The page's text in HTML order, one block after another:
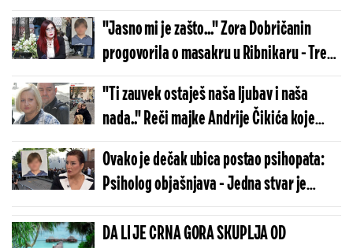
masakra
"Jasno mi je zašto..." Zora Dobričanin
progovorila o masakru u Ribnikaru - Treba
ispitati svaki detalj, delovale su strane
službe
"Ti zauvek ostaješ naša ljubav i naša
nada.." Reči majke Andrije Čikića koje
kidaju dušu
Ovako je dečak ubica postao psihopata:
Psiholog objašnjava - Jedna stvar je
ključna ako ne želite da odgajite zlo
DA LI JE CRNA GORA SKUPLJA OD